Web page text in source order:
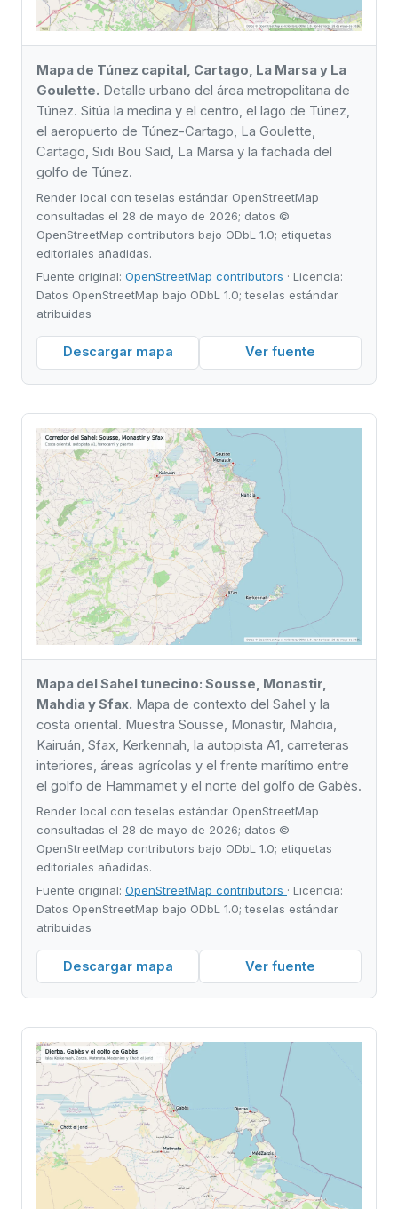
Mapa de Túnez capital, Cartago, La Marsa y La
Goulette. Detalle urbano del área metropolitana de
Túnez. Sitúa la medina y el centro, el lago de Túnez,
el aeropuerto de Túnez-Cartago, La Goulette,
Cartago, Sidi Bou Said, La Marsa y la fachada del
golfo de Túnez.
Render local con teselas estándar OpenStreetMap
consultadas el 28 de mayo de 2026; datos ©
OpenStreetMap contributors bajo ODbL 1.0; etiquetas
editoriales añadidas.
Fuente original: OpenStreetMap contributors · Licencia:
Datos OpenStreetMap bajo ODbL 1.0; teselas estándar
atribuidas
Descargar mapa Ver fuente
Mapa del Sahel tunecino: Sousse, Monastir,
Mahdia y Sfax. Mapa de contexto del Sahel y la
costa oriental. Muestra Sousse, Monastir, Mahdia,
Kairuán, Sfax, Kerkennah, la autopista A1, carreteras
interiores, áreas agrícolas y el frente marítimo entre
el golfo de Hammamet y el norte del golfo de Gabès.
Render local con teselas estándar OpenStreetMap
consultadas el 28 de mayo de 2026; datos ©
OpenStreetMap contributors bajo ODbL 1.0; etiquetas
editoriales añadidas.
Fuente original: OpenStreetMap contributors · Licencia:
Datos OpenStreetMap bajo ODbL 1.0; teselas estándar
atribuidas
Descargar mapa Ver fuente